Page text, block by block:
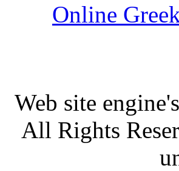
Online
Web site
All Rights